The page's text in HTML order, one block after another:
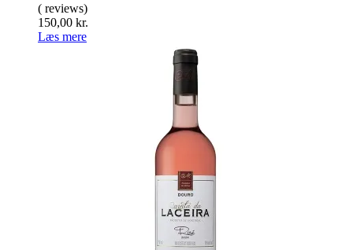
( reviews)
150,00 kr.
Læs mere